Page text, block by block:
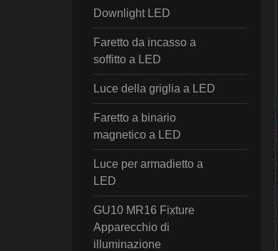
Downlight LED
Faretto da incasso a
soffitto a LED
Luce della griglia a LED
Faretto a binario
magnetico a LED
Luce per armadietto a
LED
GU10 MR16 Fixture
Apparecchio di
illuminazione